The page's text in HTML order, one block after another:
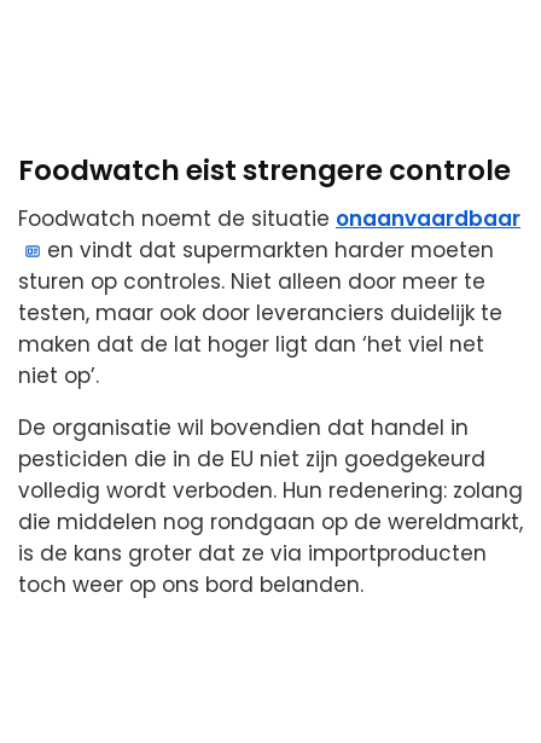
Foodwatch eist strengere controle
Foodwatch noemt de situatie onaanvaardbaar
en vindt dat supermarkten harder moeten
sturen op controles. Niet alleen door meer te
testen, maar ook door leveranciers duidelijk te
maken dat de lat hoger ligt dan ‘het viel net
niet op’.
De organisatie wil bovendien dat handel in
pesticiden die in de EU niet zijn goedgekeurd
volledig wordt verboden. Hun redenering: zolang
die middelen nog rondgaan op de wereldmarkt,
is de kans groter dat ze via importproducten
toch weer op ons bord belanden.